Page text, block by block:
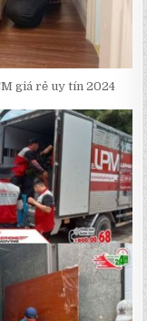
giá rẻ uy tín 2024